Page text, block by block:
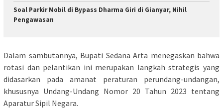
Soal Parkir Mobil di Bypass Dharma Giri di Gianyar, Nihil
Pengawasan
​Dalam sambutannya, Bupati Sedana Arta menegaskan bahwa
rotasi dan pelantikan ini merupakan langkah strategis yang
didasarkan pada amanat peraturan perundang-undangan,
khususnya Undang-Undang Nomor 20 Tahun 2023 tentang
Aparatur Sipil Negara.